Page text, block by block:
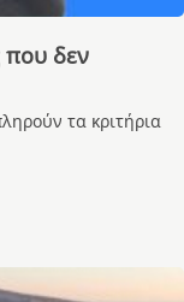
που δεν
τα κριτήρια